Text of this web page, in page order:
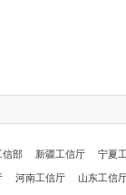
信部 新疆工信厅 宁夏
河南工信厅 山东工信